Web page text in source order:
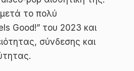
το πολύ
Good!” του 2023 και
σύνδεσης και